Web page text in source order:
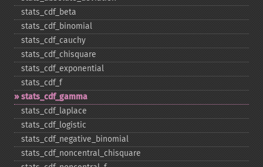
stats_​cdf_​beta
stats_​cdf_​binomial
stats_​cdf_​cauchy
stats_​cdf_​chisquare
stats_​cdf_​exponential
stats_​cdf_​f
stats_​cdf_​gamma
stats_​cdf_​laplace
stats_​cdf_​logistic
stats_​cdf_​negative_​binomial
stats_​cdf_​noncentral_​chisquare